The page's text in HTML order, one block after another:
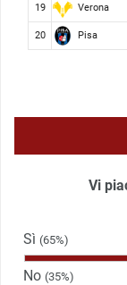
19 Verona
20 Pisa
Vi
Sì (65%)
No (35%)